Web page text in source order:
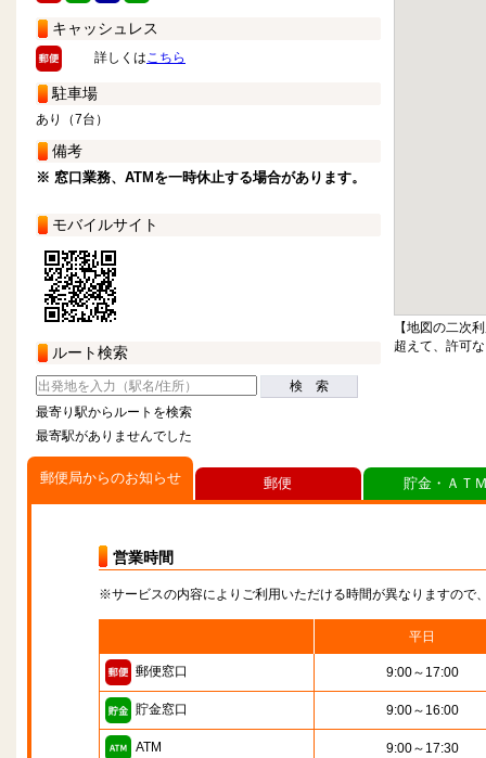
キャッシュレス
詳しくはこちら
駐車場
あり（7台）
備考
※ 窓口業務、ATMを一時休止する場合があります。
モバイルサイト
ルート検索
検 索
最寄り駅からルートを検索
最寄駅がありませんでした
【地図の二次
超えて、許可
郵便局からのお知らせ
営業時間
※サービスの内容によりご利用いただける時間が異なりますので
平日
郵便窓口 9:00～17:00
貯金窓口 9:00～16:00
ATM 9:00～17:30
郵便 貯金・ＡＴ